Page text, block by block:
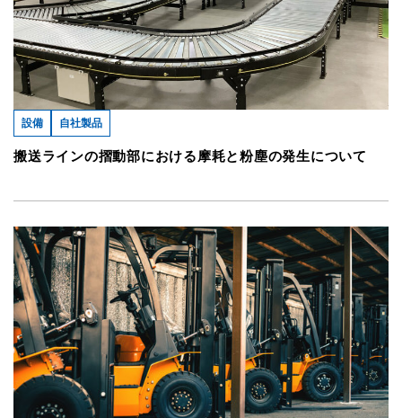
設備 自社製品
搬送ラインの摺動部における摩耗と粉塵の発生について